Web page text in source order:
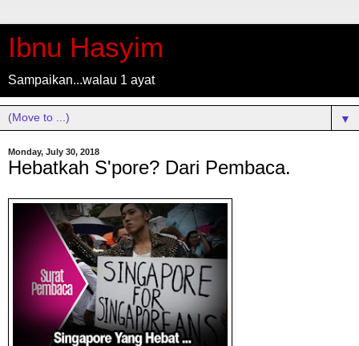
Ibnu Hasyim
Sampaikan...walau 1 ayat
▼
Monday, July 30, 2018
Hebatkah S'pore? Dari Pembaca.